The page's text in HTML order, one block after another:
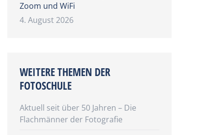
Zoom und WiFi
4. August 2026
WEITERE THEMEN DER
FOTOSCHULE
Aktuell seit über 50 Jahren – Die
Flachmänner der Fotografie